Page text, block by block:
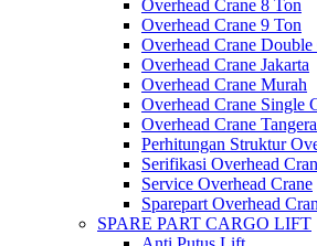
Overhead Crane 8 Ton
Overhead Crane 9 Ton
Overhead Crane
Overhead Crane Jakarta
Overhead Crane Murah
Overhead Crane Single
Overhead Crane
Perhitungan Struktur
Serifikasi Overhead
Service Overhead Crane
Sparepart Overhead
SPARE PART CARGO LIFT